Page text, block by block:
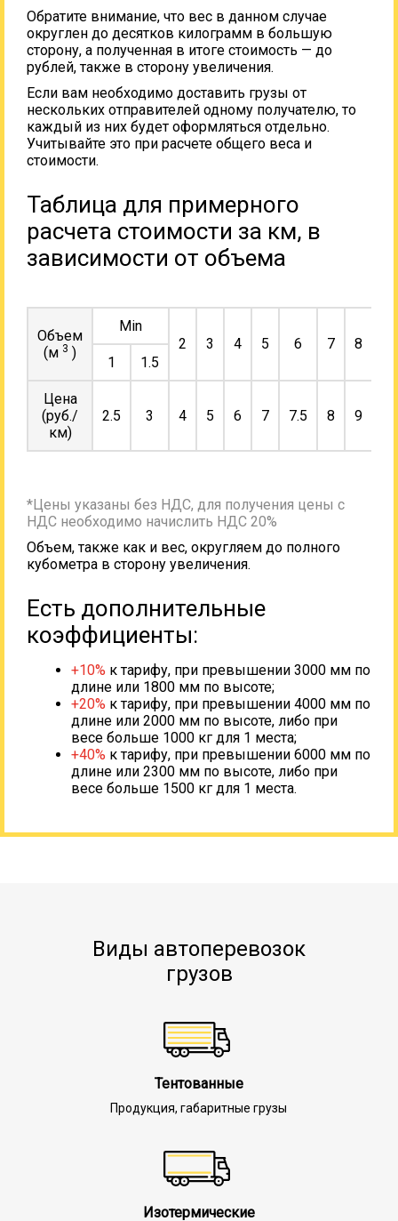
Обратите внимание, что вес в данном случае
округлен до десятков килограмм в большую
сторону, а полученная в итоге стоимость — до
рублей, также в сторону увеличения.
Если вам необходимо доставить грузы от
нескольких отправителей одному получателю, то
каждый из них будет оформляться отдельно.
Учитывайте это при расчете общего веса и
стоимости.
Таблица для примерного
расчета стоимости за км, в
зависимости от объема
Объем
(м 3 )
Min
2
3 4 5 6 7 8
1
1.5
Цена
(руб./
км)
2.5 3 4 5 6 7 7.5 8 9
*Цены указаны без НДС, для получения цены с
НДС необходимо начислить НДС 20%
Объем, также как и вес, округляем до полного
кубометра в сторону увеличения.
Есть дополнительные
коэффициенты:
+10% к тарифу, при превышении 3000 мм по
длине или 1800 мм по высоте;
+20% к тарифу, при превышении 4000 мм по
длине или 2000 мм по высоте, либо при
весе больше 1000 кг для 1 места;
+40% к тарифу, при превышении 6000 мм по
длине или 2300 мм по высоте, либо при
весе больше 1500 кг для 1 места.
Виды автоперевозок
грузов
Тентованные
Продукция, габаритные грузы
Изотермические